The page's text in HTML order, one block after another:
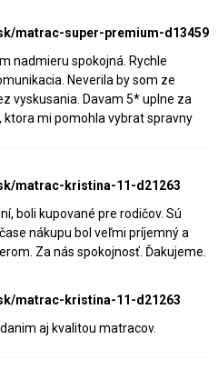
matrac-super-premium-d13459
nadmieru spokojná. Rychle
Neverila by som ze
vyskusania. Davam 5* uplne za
ktora mi pomohla vybrat spravny
matrac-kristina-11-d21263
boli kupované pre rodičov. Sú
nákupu bol veľmi príjemný a
Za nás spokojnosť. Ďakujeme.
matrac-kristina-11-d21263
aj kvalitou matracov.